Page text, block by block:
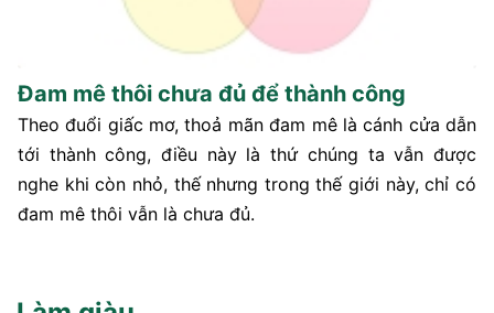
Đam mê thôi chưa đủ để thành công
Theo đuổi giấc mơ, thoả mãn đam mê là cánh cửa dẫn
tới thành công, điều này là thứ chúng ta vẫn được
nghe khi còn nhỏ, thế nhưng trong thế giới này, chỉ có
đam mê thôi vẫn là chưa đủ.